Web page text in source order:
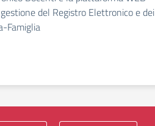
del Registro Elettronico e dei
Famiglia